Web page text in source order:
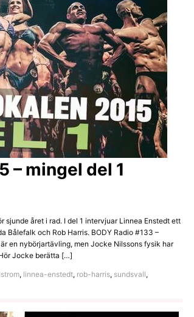
– mingel del 1
året i rad. I del 1 intervjuar Linnea Enstedt ett
Bålefalk och Rob Harris. BODY Radio #133 –
en nybörjartävling, men Jocke Nilssons fysik har
Jocke berätta […]
, linnea-enstedt, rob-harris, sundsvall,